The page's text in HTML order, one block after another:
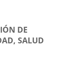
DE
SALUD